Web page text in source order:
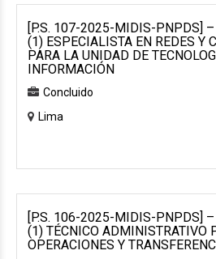
[P.S. 107-2025-MIDIS-PNPDS]
(1) ESPECIALISTA EN REDES Y
PARA LA UNIDAD DE
INFORMACIÓN
Concluido
Lima
[P.S. 106-2025-MIDIS-PNPDS]
(1) TÉCNICO ADMINISTRATIVO
OPERACIONES Y